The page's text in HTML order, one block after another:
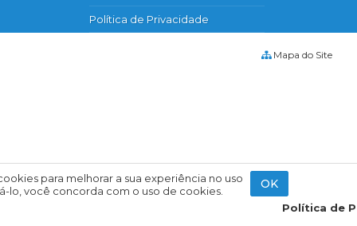
Edifício Bosque das Caviunas
Edifício Britânia
Edifício Cabreúva
Edifício Centaurus
Edifício Centro Empresarial
Política de Privacidade
Mapa do Site
para melhorar a sua experiência no uso
lo, você concorda com o uso de cookies.
OK
Política de